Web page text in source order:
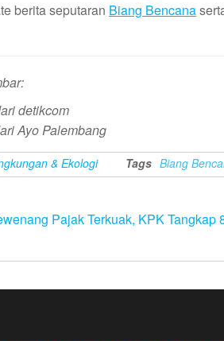
berita seputaran Biang Bencana
detikcom
Ayo Palembang
& Ekologi Tags Biang
Pajak Terkuak, KPK Tangkap